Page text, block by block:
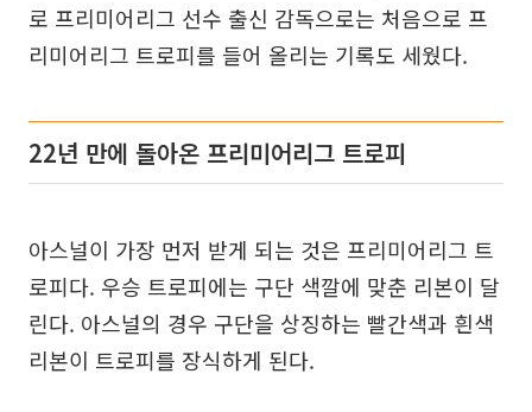
로 프리미어리그 선수 출신 감독으로는 처음으로 프
리미어리그 트로피를 들어 올리는 기록도 세웠다.
22년 만에 돌아온 프리미어리그 트로피
아스널이 가장 먼저 받게 되는 것은 프리미어리그 트
로피다. 우승 트로피에는 구단 색깔에 맞춘 리본이 달
린다. 아스널의 경우 구단을 상징하는 빨간색과 흰색
리본이 트로피를 장식하게 된다.